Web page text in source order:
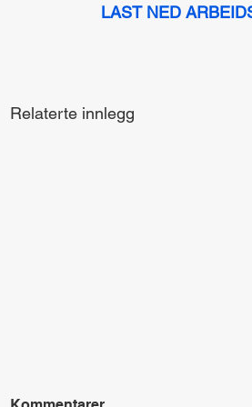
LAST NED
Relaterte innlegg